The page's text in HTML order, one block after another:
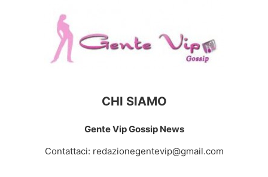
CHI SIAMO
Gente Vip Gossip News
Contattaci: redazionegentevip@gmail.com